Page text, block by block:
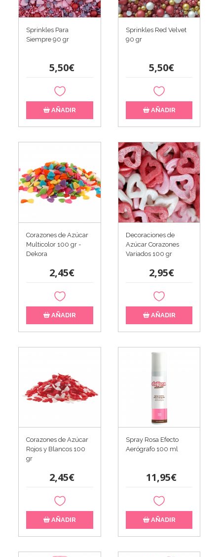
Sprinkles Para
Siempre 90 gr
5,50€
AÑADIR
Sprinkles Red Velvet
90 gr
5,50€
AÑADIR
Corazones de Azúcar
Multicolor 100 gr -
Dekora
2,45€
AÑADIR
Decoraciones de
Azúcar Corazones
Variados 100 gr
2,95€
AÑADIR
Corazones de Azúcar
Rojos y Blancos 100
gr
2,45€
AÑADIR
Spray Rosa Efecto
Aerógrafo 100 ml
11,95€
AÑADIR